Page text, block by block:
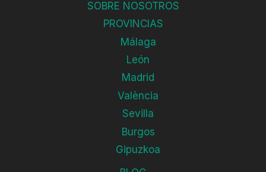
SOBRE NOSOTROS
PROVINCIAS
Málaga
León
Madrid
València
Sevilla
Burgos
Gipuzkoa